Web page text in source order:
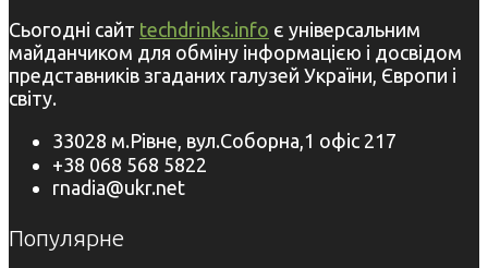
Сьогодні сайт techdrinks.info є універсальним
майданчиком для обміну інформацією і досвідом
представників згаданих галузей України, Європи і
світу.
33028 м.Рівне, вул.Соборна,1 офіс 217
+38 068 568 5822
rnadia@ukr.net
Популярне